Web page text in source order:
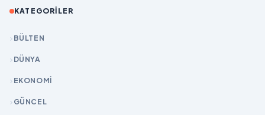
KATEGORILER
BÜLTEN
DÜNYA
EKONOMİ
GÜNCEL